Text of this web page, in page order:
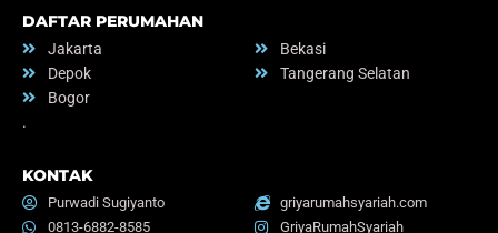
DAFTAR PERUMAHAN
Jakarta
Depok
Bogor
.
Bekasi
Tangerang Selatan
KONTAK
Purwadi Sugiyanto
0813-6882-8585
griyarumahsyariah.com
GriyaRumahSyariah